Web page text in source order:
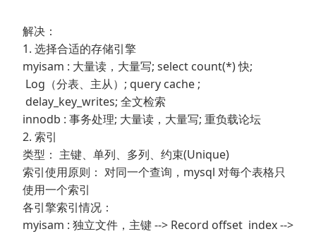
解决：
1. 选择合适的存储引擎
myisam : 大量读，大量写; select count(*) 快;
Log（分表、主从）; query cache ;
delay_key_writes; 全文检索
innodb : 事务处理; 大量读，大量写; 重负载论坛
2. 索引
类型： 主键、单列、多列、约束(Unique)
索引使用原则： 对同一个查询，mysql 对每个表格只
使用一个索引
各引擎索引情况：
myisam : 独立文件，主键 --> Record offset index -->